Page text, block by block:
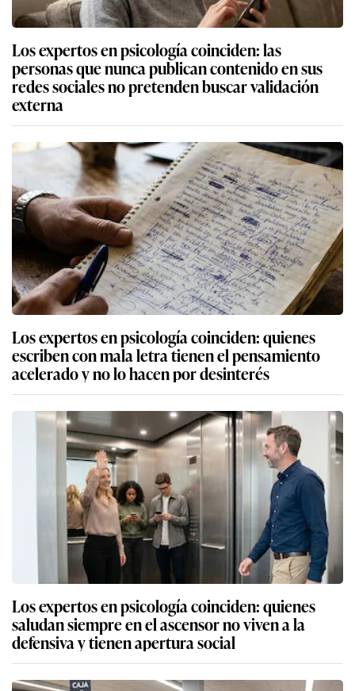
Los expertos en psicología coinciden: las
personas que nunca publican contenido en sus
redes sociales no pretenden buscar validación
externa
Los expertos en psicología coinciden: quienes
escriben con mala letra tienen el pensamiento
acelerado y no lo hacen por desinterés
Los expertos en psicología coinciden: quienes
saludan siempre en el ascensor no viven a la
defensiva y tienen apertura social